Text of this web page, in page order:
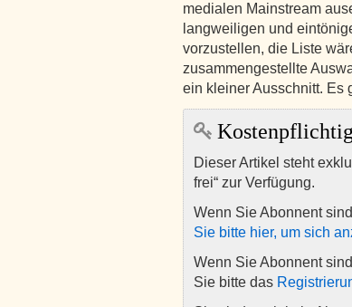
medialen Mainstream
langweiligen und
vorzustellen, die Liste
zusammengestellte
ein kleiner Ausschnitt. Es
Dieser Artikel steht
frei“ zur Verfügung.
Wenn Sie Abonnent
Sie bitte hier, um sich
Wenn Sie Abonnent
Sie bitte das